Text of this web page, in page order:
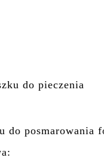
do pieczenia
do posmarowania